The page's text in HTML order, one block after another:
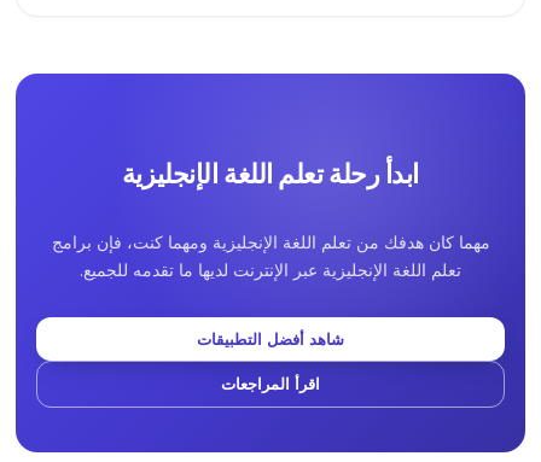
ابدأ رحلة تعلم اللغة الإنجليزية
مهما كان هدفك من تعلم اللغة الإنجليزية ومهما كنت، فإن برامج
تعلم اللغة الإنجليزية عبر الإنترنت لديها ما تقدمه للجميع.
شاهد أفضل التطبيقات
اقرأ المراجعات